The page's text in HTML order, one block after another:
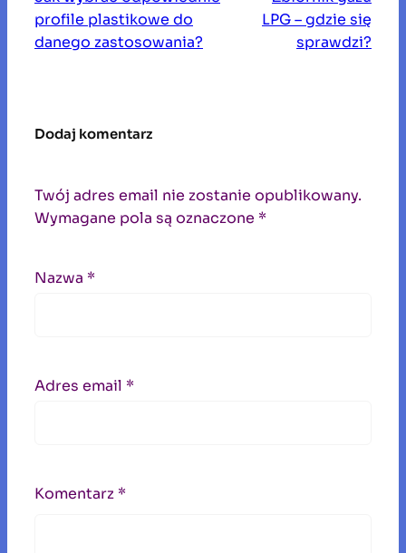
profile plastikowe do
danego zastosowania?
LPG – gdzie się
sprawdzi?
Dodaj komentarz
Twój adres email nie zostanie opublikowany.
Wymagane pola są oznaczone *
Nazwa *
Adres email *
Komentarz *